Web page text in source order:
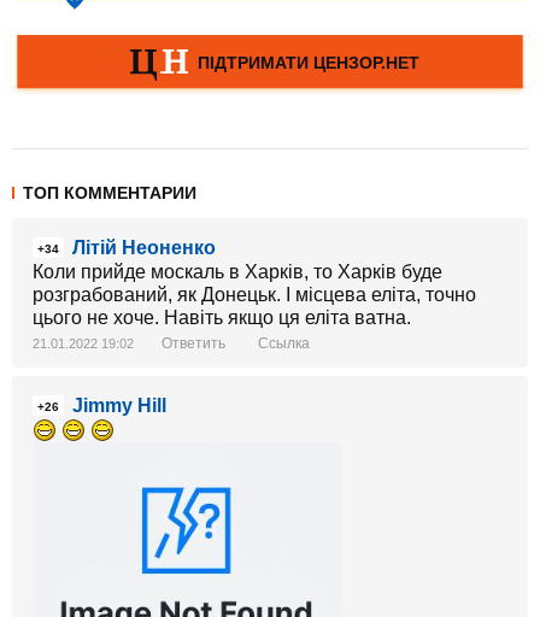
ТОП КОММЕНТАРИИ
+34
Літій Неоненко
Коли прийде москаль в Харків, то Харків буде
розграбований, як Донецьк. І місцева еліта, точно
цього не хоче. Навіть якщо ця еліта ватна.
21.01.2022 19:02 Ответить Ссылка
+26 Jimmy Hill